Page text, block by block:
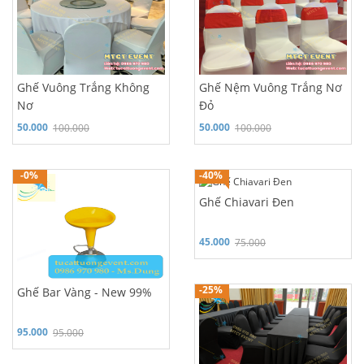
Ghế Vuông Trắng Không
Nơ
100.000
50.000
Ghế Nệm Vuông Trắng Nơ
Đỏ
100.000
50.000
Hỗ trợ 24/7: 0986 970 980
-0%
Ghế Bar Vàng - New 99%
95.000
95.000
Hỗ trợ 24/7: 0986 970 980
-40%
Ghế Chiavari Đen
75.000
45.000
Hỗ trợ 24/7: 0986 970 980
-25%